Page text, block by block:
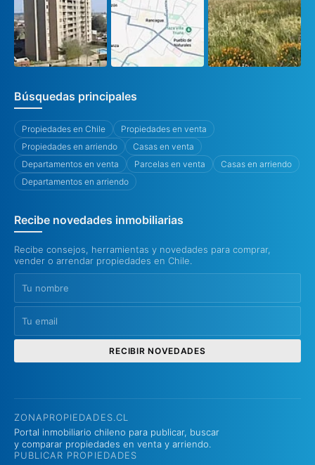
Búsquedas principales
Propiedades en Chile
Propiedades en venta
Propiedades en arriendo
Casas en venta
Departamentos en venta
Parcelas en venta
Casas en arriendo
Departamentos en arriendo
Recibe novedades inmobiliarias
Recibe consejos, herramientas y novedades para comprar,
vender o arrendar propiedades en Chile.
RECIBIR NOVEDADES
ZONAPROPIEDADES.CL
Portal inmobiliario chileno para publicar, buscar
y comparar propiedades en venta y arriendo.
PUBLICAR PROPIEDADES